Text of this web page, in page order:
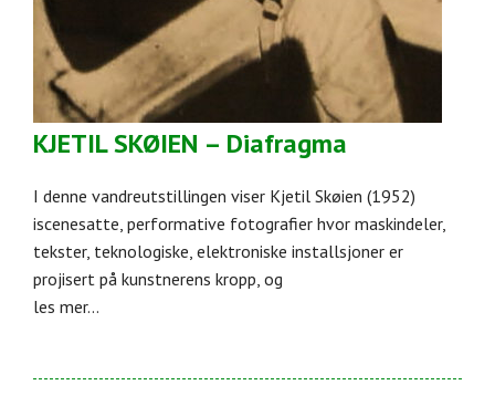
KJETIL SKØIEN – Diafragma
I denne vandreutstillingen viser Kjetil Skøien (1952)
iscenesatte, performative fotografier hvor maskindeler,
tekster, teknologiske, elektroniske installsjoner er
projisert på kunstnerens kropp, og
les mer...